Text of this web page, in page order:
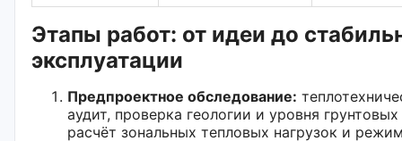
Этапы работ: от идеи до
эксплуатации
Предпроектное обследование:
аудит, проверка геологии и уровня
расчёт зональных тепловых нагрузок и